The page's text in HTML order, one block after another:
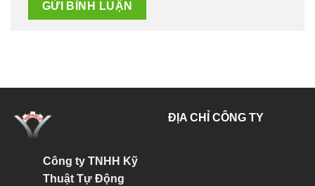
Công ty TNHH Kỹ
Thuật Tự Động
ĐỊA CHỈ CÔNG TY